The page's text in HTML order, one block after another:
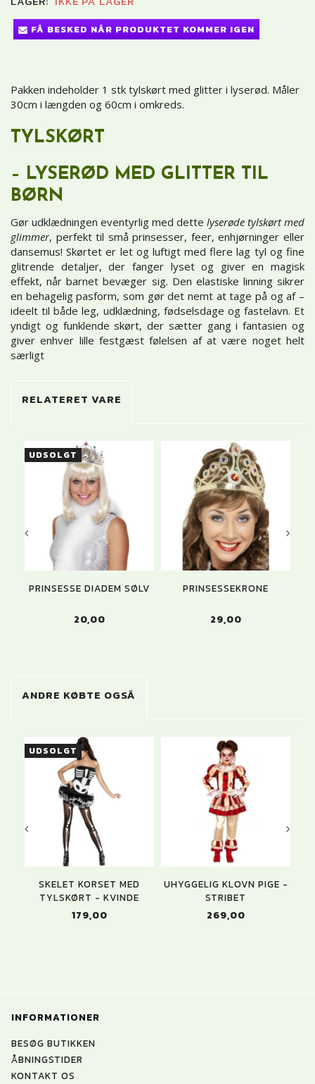
FÅ BESKED NÅR PRODUKTET KOMMER IGEN
Pakken indeholder 1 stk tylskørt med glitter i lyserød. Måler
30cm i længden og 60cm i omkreds.
TYLSKØRT
– LYSERØD MED GLITTER TIL
BØRN
Gør udklædningen eventyrlig med dette lyserøde tylskørt med
glimmer, perfekt til små prinsesser, feer, enhjørninger eller
dansemus! Skørtet er let og luftigt med flere lag tyl og fine
glitrende detaljer, der fanger lyset og giver en magisk
effekt, når barnet bevæger sig. Den elastiske linning sikrer
en behagelig pasform, som gør det nemt at tage på og af –
ideelt til både leg, udklædning, fødselsdage og fastelavn. Et
yndigt og funklende skørt, der sætter gang i fantasien og
giver enhver lille festgæst følelsen af at være noget helt
særligt
RELATERET VARE
UDSOLGT
PRINSESSE DIADEM SØLV
20,00
PRINSESSEKRONE
29,00
ANDRE KØBTE OGSÅ
UDSOLGT
SKELET KORSET MED
TYLSKØRT - KVINDE
179,00
UHYGGELIG KLOVN PIGE -
STRIBET
269,00
INFORMATIONER
BESØG BUTIKKEN
ÅBNINGSTIDER
KONTAKT OS